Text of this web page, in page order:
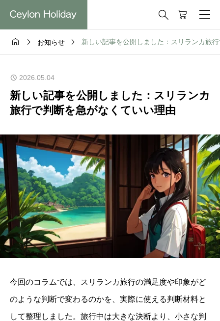

  お知らせ  新しい記事を公開しました：スリランカ旅
2026.05.04
新しい記事を公開しました：スリランカ
旅行で判断を急がなくていい理由
今回のコラムでは、スリランカ旅行の満足度や印象がど
のような判断で変わるのかを、実際に使える判断材料と
して整理しました。旅行中は大きな決断より、小さな判